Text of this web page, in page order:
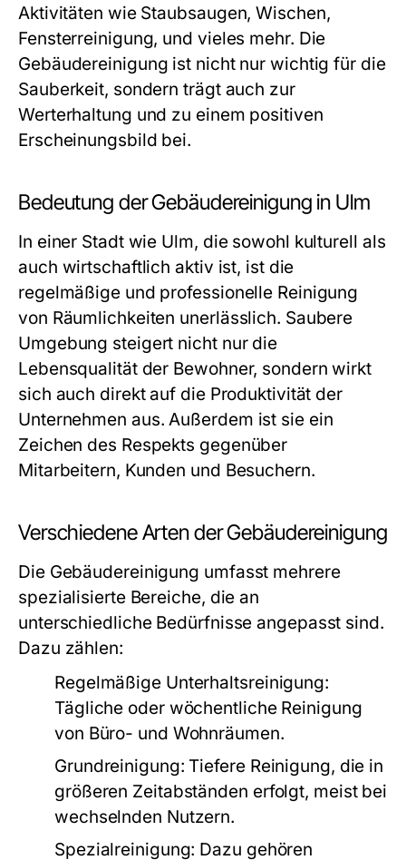
Aktivitäten wie Staubsaugen, Wischen,
Fensterreinigung, und vieles mehr. Die
Gebäudereinigung ist nicht nur wichtig für die
Sauberkeit, sondern trägt auch zur
Werterhaltung und zu einem positiven
Erscheinungsbild bei.
Bedeutung der Gebäudereinigung in Ulm
In einer Stadt wie Ulm, die sowohl kulturell als
auch wirtschaftlich aktiv ist, ist die
regelmäßige und professionelle Reinigung
von Räumlichkeiten unerlässlich. Saubere
Umgebung steigert nicht nur die
Lebensqualität der Bewohner, sondern wirkt
sich auch direkt auf die Produktivität der
Unternehmen aus. Außerdem ist sie ein
Zeichen des Respekts gegenüber
Mitarbeitern, Kunden und Besuchern.
Verschiedene Arten der Gebäudereinigung
Die Gebäudereinigung umfasst mehrere
spezialisierte Bereiche, die an
unterschiedliche Bedürfnisse angepasst sind.
Dazu zählen:
Regelmäßige Unterhaltsreinigung:
Tägliche oder wöchentliche Reinigung
von Büro- und Wohnräumen.
Grundreinigung: Tiefere Reinigung, die in
größeren Zeitabständen erfolgt, meist bei
wechselnden Nutzern.
Spezialreinigung: Dazu gehören